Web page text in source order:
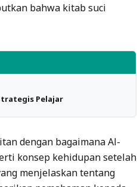
bahwa kitab suci
Pelajar
dengan bagaimana Al-
konsep kehidupan setelah
menjelaskan tentang